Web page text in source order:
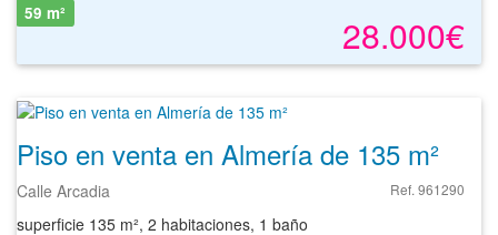
28.000€
59 m²
Piso en venta en Almería de 135 m²
Calle Arcadia Ref. 961290
superficie 135 m², 2 habitaciones, 1 baño